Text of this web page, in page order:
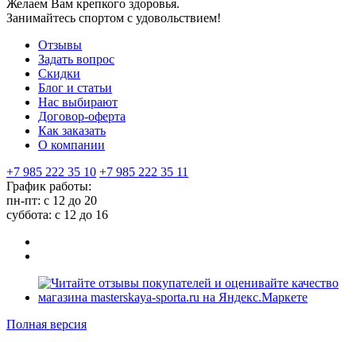
Желаем Вам крепкого здоровья.
Занимайтесь спортом с удовольствием!
Отзывы
Задать вопрос
Скидки
Блог и статьи
Нас выбирают
Договор-оферта
Как заказать
О компании
+7 985 222 35 10 +7 985 222 35 11
График работы:
пн-пт: с 12 до 20
суббота: c 12 до 16
Полная версия